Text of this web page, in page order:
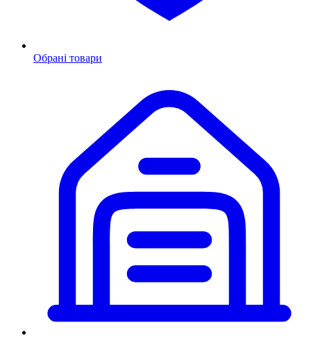
Обрані товари